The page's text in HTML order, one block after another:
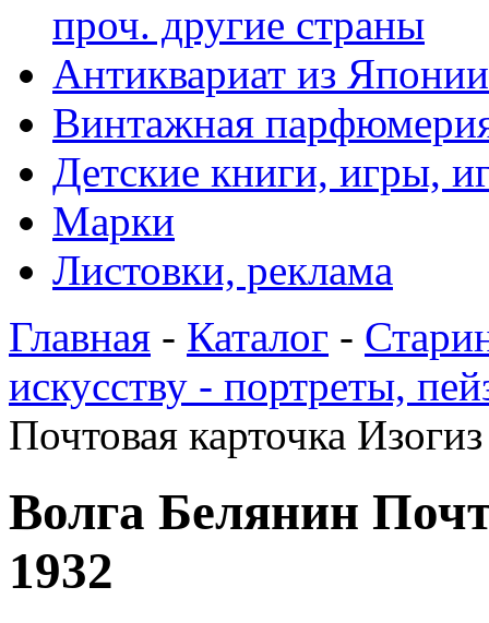
проч. другие страны
Антиквариат из
Винтажная
Детские книги, игры,
Марки
Листовки, реклама
Главная - Каталог -
искусству - портреты,
Почтовая карточка
Волга Белянин
1932